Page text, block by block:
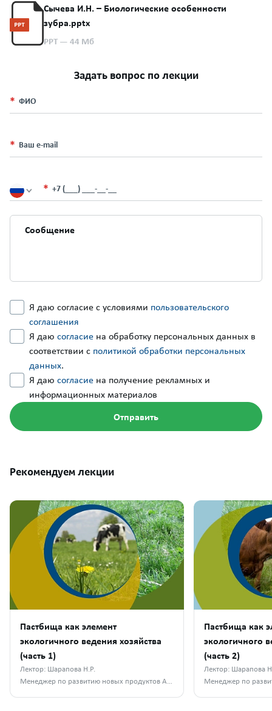
Сычева И.Н. – Биологические особенности
зубра.pptx
PPT — 44 Мб
Задать вопрос по лекции
ФИО
Ваш e-mail
+7 (___) ___-__-__
Я даю согласие с условиями пользовательского
соглашения
Я даю согласие на обработку персональных данных в
соответствии с политикой обработки персональных
данных.
Я даю согласие на получение рекламных и
информационных материалов
Рекомендуем лекции
Пастбища как элемент
экологичного ведения хозяйства
(часть 1)
Лектор: Шарапова Н.Р.
Менеджер по развитию новых продуктов АО «Апатит»
Пастбища как
экологичного
(часть 2)
Лектор: Шарапова